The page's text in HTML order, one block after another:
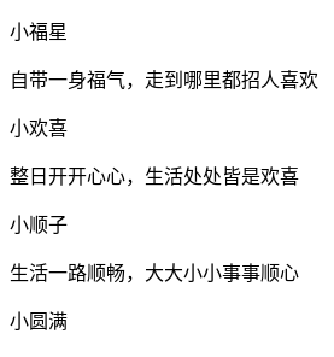
小福星
自带一身福气，走到哪里都招人喜欢
小欢喜
整日开开心心，生活处处皆是欢喜
小顺子
生活一路顺畅，大大小小事事顺心
小圆满